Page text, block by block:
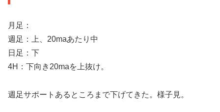
月足：
週足：上、20maあたり中
日足：下
4H：下向き20maを上抜け。
週足サポートあるところまで下げてきた。様子見。